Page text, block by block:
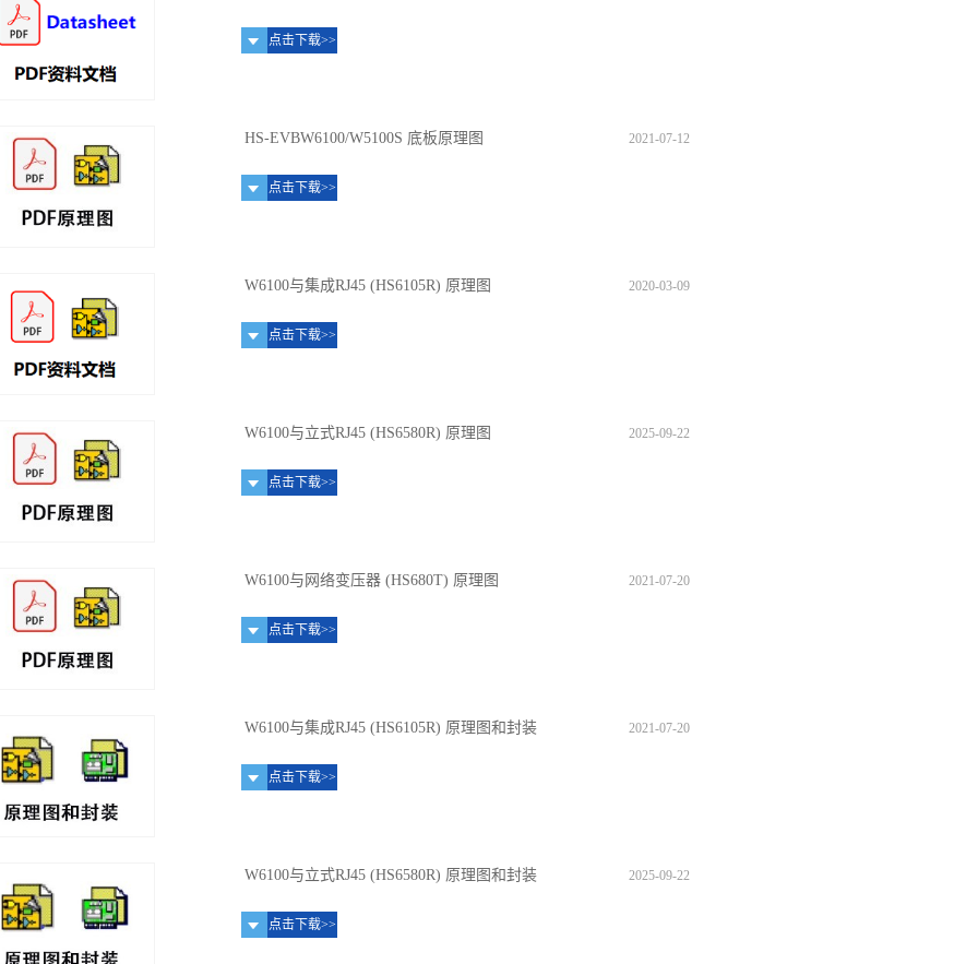
点击下载>>
HS-EVBW6100/W5100S 底板原理图 2021-07-12
点击下载>>
W6100与集成RJ45 (HS6105R) 原理图 2020-03-09
点击下载>>
W6100与立式RJ45 (HS6580R) 原理图 2025-09-22
点击下载>>
W6100与网络变压器 (HS680T) 原理图 2021-07-20
点击下载>>
W6100与集成RJ45 (HS6105R) 原理图和封装 2021-07-20
点击下载>>
W6100与立式RJ45 (HS6580R) 原理图和封装 2025-09-22
点击下载>>